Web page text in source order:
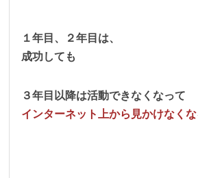
１年目、２年目は、
成功しても
３年目以降は活動できなくなって
インターネット上から見かけなくな